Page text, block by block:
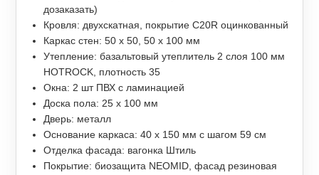
дозаказать)
Кровля: двухскатная, покрытие С20R оцинкованный
Каркас стен: 50 х 50, 50 х 100 мм
Утепление: базальтовый утеплитель 2 слоя 100 мм
HOTROCK, плотность 35
Окна: 2 шт ПВХ с ламинацией
Доска пола: 25 х 100 мм
Дверь: металл
Основание каркаса: 40 х 150 мм с шагом 59 см
Отделка фасада: вагонка Штиль
Покрытие: биозащита NEOMID, фасад резиновая